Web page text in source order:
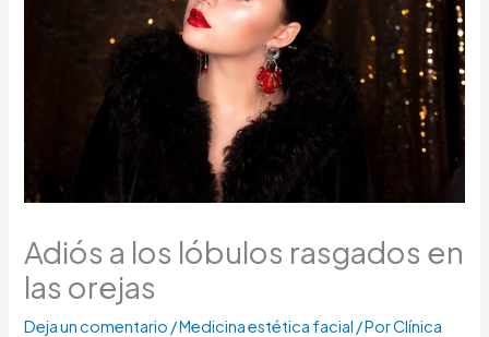
Adiós a los lóbulos rasgados en
las orejas
Deja un comentario /Medicina estética facial / PorClínica